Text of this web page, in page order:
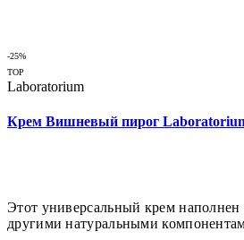
-25%
TOP
Laboratorium
Крем Вишневый пирог
Этот универсальный крем наполнен
другими натуральными